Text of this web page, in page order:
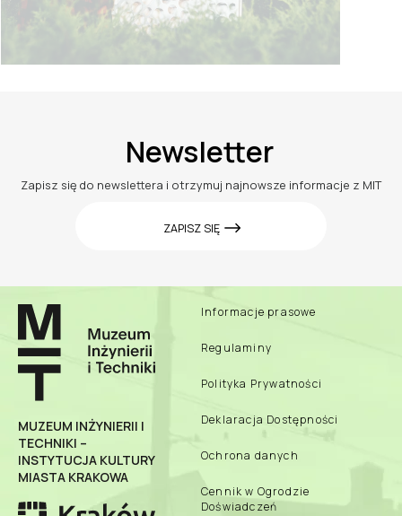
Newsletter
Zapisz się do newslettera i otrzymuj najnowsze informacje z MIT
ZAPISZ SIĘ
MUZEUM INŻYNIERII I
TECHNIKI –
INSTYTUCJA KULTURY
MIASTA KRAKOWA
Informacje prasowe
Regulaminy
Polityka Prywatności
Deklaracja Dostępności
Ochrona danych
Cennik w Ogrodzie
Doświadczeń